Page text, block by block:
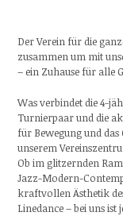
Der Verein für die
zusammen um mit
– ein Zuhause für alle
Was verbindet die 4-
Turnierpaar und die
für Bewegung und
unserem
Ob im glitzernden
Jazz-Modern-
kraftvollen Ästhetik
Linedance – bei uns